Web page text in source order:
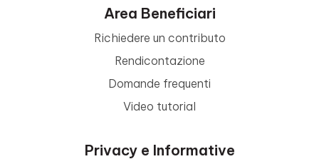
Area Beneficiari
Richiedere un contributo
Rendicontazione
Domande frequenti
Video tutorial
Privacy e Informative